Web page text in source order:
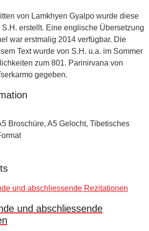
von Lamkhyen Gyalpo wurde diese
erstellt. Eine englische Übersetzung
war erstmalig 2014 verfügbar. Die
Text wurde von S.H. u.a. im Sommer
zum 801. Parinirvana von
gegeben.
Broschüre, A5 Gelocht, Tibetisches
und abschliessende